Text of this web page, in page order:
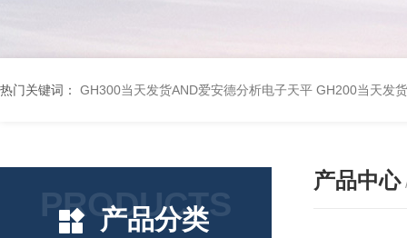
热门关键词： GH300当天发货AND爱安德分析电子天平 GH200当天发
PRODUCTS
产品分类
产品中心